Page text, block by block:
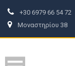
+30 6979 66 54 72
Μοναστηρίου 38